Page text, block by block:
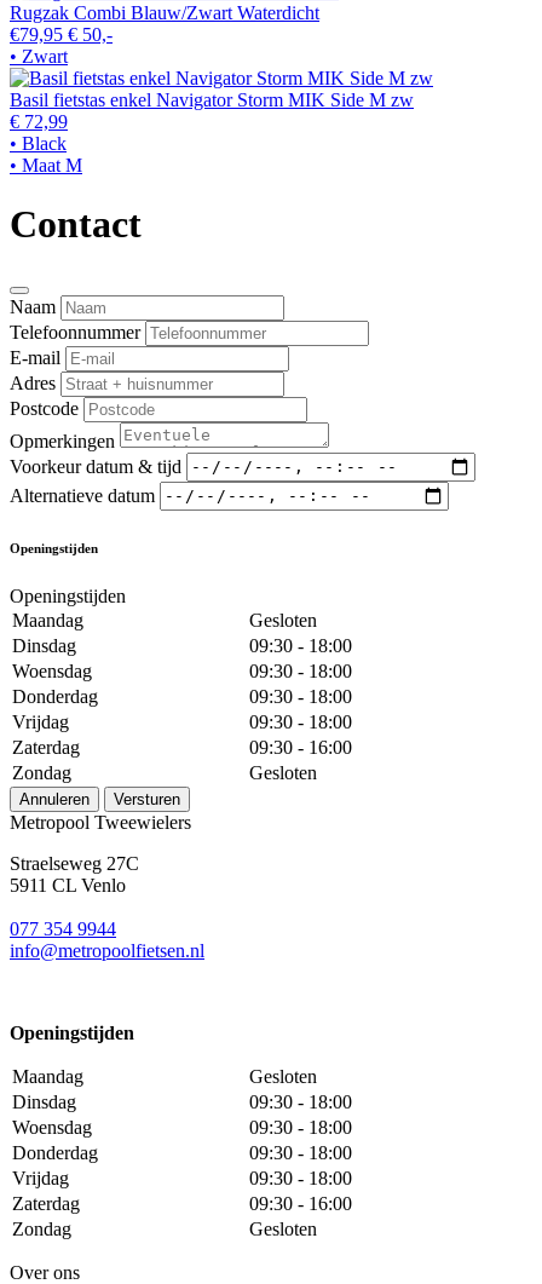
Rugzak Combi Blauw/Zwart Waterdicht
€79,95 € 50,-
• Zwart
Basil fietstas enkel Navigator Storm MIK Side M zw
€ 72,99
• Black
• Maat M
Contact
Naam
Telefoonnummer
E-mail
Adres
Postcode
Opmerkingen
Voorkeur datum & tijd
Alternatieve datum
Openingstijden
Openingstijden
Maandag
Gesloten
Dinsdag
09:30 - 18:00
Woensdag
09:30 - 18:00
Donderdag
09:30 - 18:00
Vrijdag
09:30 - 18:00
Zaterdag
09:30 - 16:00
Zondag
Gesloten
Annuleren Versturen
Metropool Tweewielers
Straelseweg 27C
5911 CL Venlo
077 354 9944
info@metropoolfietsen.nl
Openingstijden
Maandag
Gesloten
Dinsdag
09:30 - 18:00
Woensdag
09:30 - 18:00
Donderdag
09:30 - 18:00
Vrijdag
09:30 - 18:00
Zaterdag
09:30 - 16:00
Zondag
Gesloten
Over ons